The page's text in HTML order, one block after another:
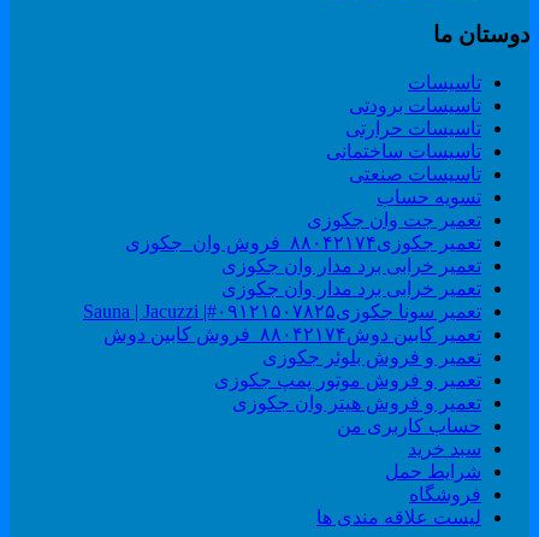
ما
تاسیسات
تاسیسات برودتی
تاسیسات حرارتی
تاسیسات ساختمانی
تاسیسات صنعتی
تسویه حساب
تعمیر جت وان جکوزی
تعمیر جکوزی۸۸۰۴۲۱۷۴_فروش وان_جکوزی
تعمیر خرابی برد مدار وان جکوزی
تعمیر خرابی برد مدار وان جکوزی
تعمیر سونا جکوزی۰۹۱۲۱۵۰۷۸۲۵#| Sauna | Jacuzzi
تعمیر کابین دوش۸۸۰۴۲۱۷۴_فروش کابین دوش
تعمیر و فروش بلوئر جکوزی
تعمیر و فروش موتور پمپ جکوزی
تعمیر و فروش هیتر وان جکوزی
حساب کاربری من
سبد خرید
شرایط حمل
فروشگاه
لیست علاقه مندی ها